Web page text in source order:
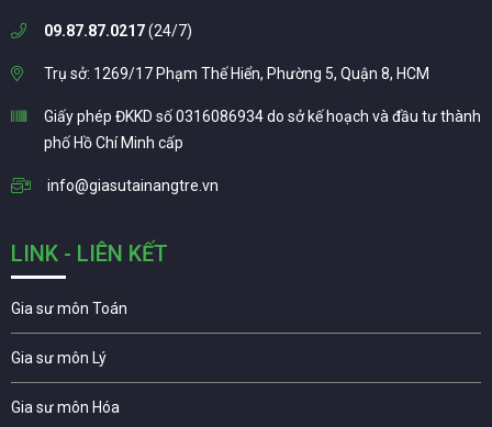
09.87.87.0217(24/7)
Trụ sở: 1269/17 Phạm Thế Hiển, Phường 5, Quận 8, HCM
Giấy phép ĐKKD số 0316086934 do sở kế hoạch và đầu tư thành
phố Hồ Chí Minh cấp
info@giasutainangtre.vn
LINK - LIÊN KẾT
Gia sư môn Toán
Gia sư môn Lý
Gia sư môn Hóa